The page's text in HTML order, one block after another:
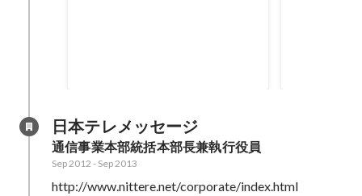
日本テレメッセージ
通信事業本部統括本部長兼執行役員
Sep 2012 - Sep 2013
http://www.nittere.net/corporate/index.html